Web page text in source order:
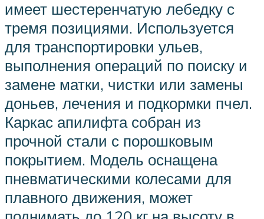
имеет шестеренчатую лебедку с
тремя позициями. Используется
для транспортировки ульев,
выполнения операций по поиску и
замене матки, чистки или замены
доньев, лечения и подкормки пчел.
Каркас апилифта собран из
прочной стали с порошковым
покрытием. Модель оснащена
пневматическими колесами для
плавного движения, может